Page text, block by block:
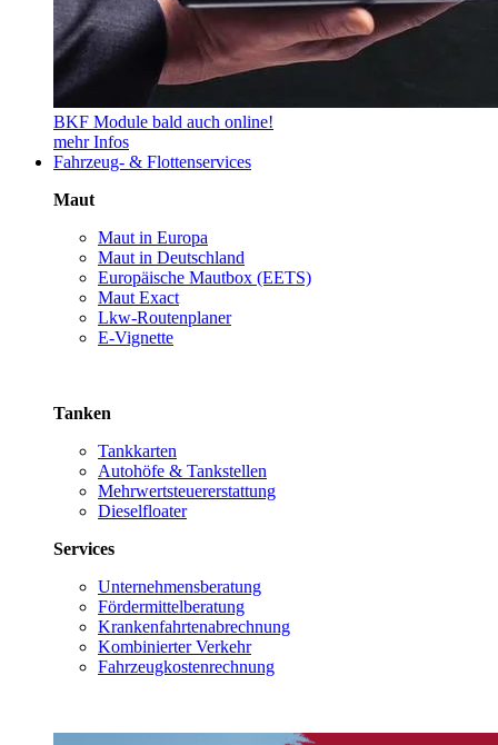
BKF Module bald auch online!
mehr Infos
Fahrzeug- & Flottenservices
Maut
Maut in Europa
Maut in Deutschland
Europäische Mautbox (EETS)
Maut Exact
Lkw-Routenplaner
E-Vignette
Tanken
Tankkarten
Autohöfe & Tankstellen
Mehrwertsteuererstattung
Dieselfloater
Services
Unternehmensberatung
Fördermittelberatung
Krankenfahrtenabrechnung
Kombinierter Verkehr
Fahrzeugkostenrechnung